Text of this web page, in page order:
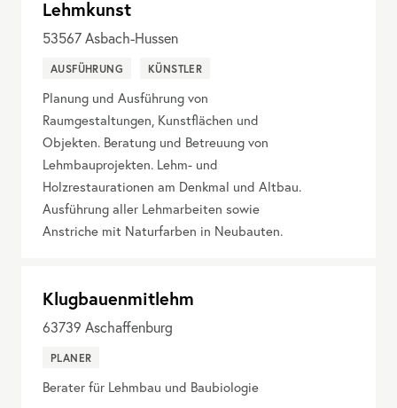
Lehmkunst
53567Asbach-Hussen
AUSFÜHRUNG KÜNSTLER
Planung und Ausführung von
Raumgestaltungen, Kunstflächen und
Objekten. Beratung und Betreuung von
Lehmbauprojekten. Lehm- und
Holzrestaurationen am Denkmal und Altbau.
Ausführung aller Lehmarbeiten sowie
Anstriche mit Naturfarben in Neubauten.
Klugbauenmitlehm
63739 Aschaffenburg
PLANER
Berater für Lehmbau und Baubiologie